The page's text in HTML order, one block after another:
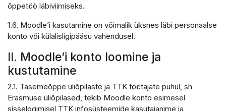
õppetöö läbiviimiseks.
1.6. Moodle’i kasutamine on võimalik üksnes läbi personaalse
konto või külalisligipääsu vahendusel.
II. Moodle’i konto loomine ja
kustutamine
2.1. Tasemeõppe üliõpilaste ja TTK töötajate puhul, sh
Erasmuse üliõpilased, tekib Moodle konto esimesel
sisselogimisel TTK infosüsteemide kasutajanime ja